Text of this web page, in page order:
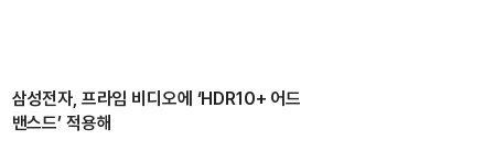
삼성전자, 프라임 비디오에 ‘HDR10+ 어드
밴스드’ 적용해